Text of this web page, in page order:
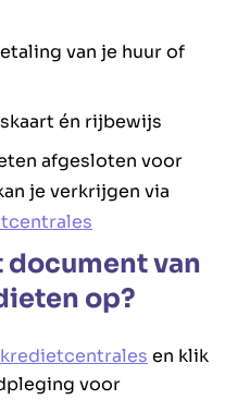
van je huur of
én rijbewijs
afgesloten voor
je verkrijgen via
document van
op?
en klik
voor